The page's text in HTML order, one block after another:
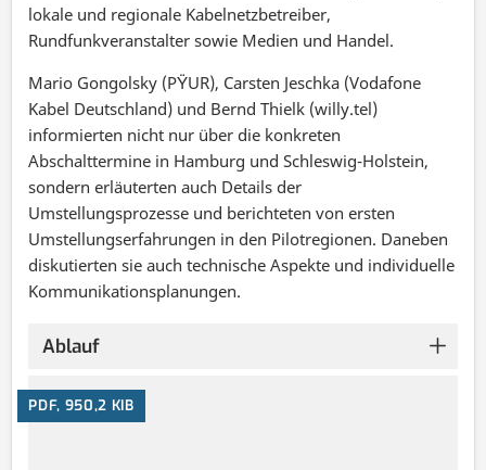
lokale und regionale Kabelnetzbetreiber,
Rundfunkveranstalter sowie Medien und Handel.
Mario Gongolsky (PŸUR), Carsten Jeschka (Vodafone
Kabel Deutschland) und Bernd Thielk (willy.tel)
informierten nicht nur über die konkreten
Abschalttermine in Hamburg und Schleswig-Holstein,
sondern erläuterten auch Details der
Umstellungsprozesse und berichteten von ersten
Umstellungserfahrungen in den Pilotregionen. Daneben
diskutierten sie auch technische Aspekte und individuelle
Kommunikationsplanungen.
Ablauf
PDF, 950,2 KIB